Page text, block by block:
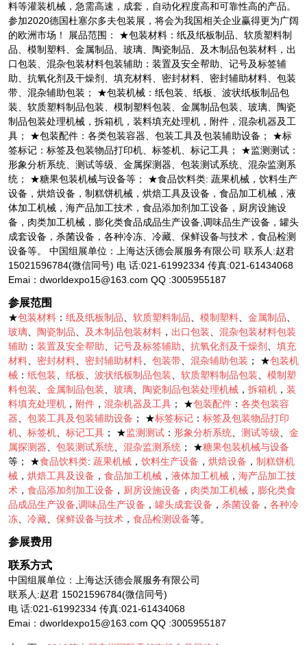
料等灌装机械，急需高速，成套，自动化程度高和可靠性高的产品。
参加2020德国杜塞尔多夫包装展，将会为我国相关企业赢得更为广阔
的欧洲市场！ 展品范围： ★包装材料：纸及纸板制品、软质塑料制
品、模制塑料、金属制品、玻璃、陶瓷制品、及木制品包装材料，出
口包装、混杂包装材料包装辅助：装置及安全帮助、记号及标签辅
助、抗氧化剂及干燥剂、填充材料、密封材料、密封辅助材料、包装
带、混杂辅助包装； ★包装机械：纸包装、纸板、波状纸板制品包
装、软质塑料制品包装、模制塑料包装、金属制品包装、玻璃、陶瓷
制品包装处理机械，拆箱机，装料填充处理机，附件，混杂机器及工
具； ★包装配件：各类包装容器、包装工具及包装辅助设备； ★标
签标记：标签及包装物品打印机、标签机、标记工具； ★监测测试：
形象分析系统、测试等级、金属探测器、包装测试系统、混杂监测系
统； ★糖果包装机械与设备等； ★食品饮料类: 蔬果机械，饮料生产
设备，烘焙设备，制糕饼机械，烘焙工具及设备，食品加工机械，液
体加工机械，海产品加工技术，食品添加剂加工设备，厨房设施设
备，肉类加工机械，膨化类食品成品生产设备,调味品生产设备，罐头
成套设备，杀菌设备，各种冷冻、冷藏、保鲜设备与技术，食品检测
设备等。 中国组展单位：上海达沃德会展服务有限公司 联系人:赵君
15021596784(微信同号) 电 话:021-61992334 传真:021-61434068
Emai：dworldexpo15@163.com QQ :3005955187
参展范围
★包装材料 ： 纸及纸板制品 软质塑料制品 模制塑料 金属制品
玻璃
陶瓷制品 及木制品包装材料 ， 出口包装
混杂包装材料包装
辅助 ： 装置及安全帮助 记号及标签辅助 抗氧化剂及干燥剂
填充
材料
密封材料 密封辅助材料 包装带 混杂辅助包装 ； ★包装机
械 ： 纸包装 纸板 波状纸板制品包装 软质塑料制品包装
模制塑
料包装
金属制品包装 玻璃 陶瓷制品包装处理机械 ， 拆箱机 ， 装
料填充处理机 ， 附件 ， 混杂机器及工具 ； ★包装配件 ： 各类包装容
器
包装工具及包装辅助设备 ； ★标签标记 ： 标签及包装物品打印
机
标签机 标记工具 ； ★监测测试 ： 形象分析系统 测试等级
金
属探测器
包装测试系统 混杂监测系统 ； ★糖果包装机械与设备
等； ★食品饮料类: 蔬果机械 ， 饮料生产设备 ， 烘焙设备 ， 制糕饼机
械 ， 烘焙工具及设备 ， 食品加工机械 ， 液体加工机械 ， 海产品加工技
术 ， 食品添加剂加工设备 ， 厨房设施设备 ， 肉类加工机械 ， 膨化类食
品成品生产设备 调味品生产设备 ， 罐头成套设备 ， 杀菌设备 ， 各种冷
冻
冷藏 保鲜设备与技术 ， 食品检测设备等。
参展费用
联系方式
中国组展单位：上海达沃德会展服务有限公司
联系人:赵君 15021596784(微信同号)
电 话:021-61992334 传真:021-61434068
Emai：dworldexpo15@163.com QQ :3005955187